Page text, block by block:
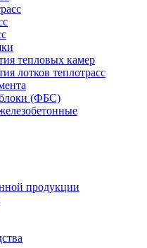
тепловых камер
лотков теплотрасс
(ФБС)
продукции